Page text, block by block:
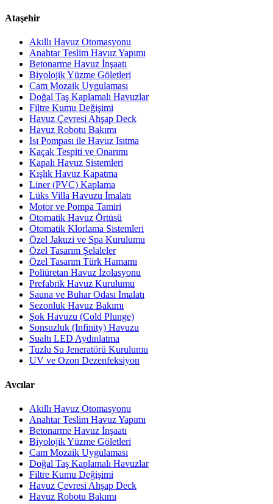
Ataşehir
Akıllı Havuz Otomasyonu
Anahtar Teslim Havuz Yapımı
Betonarme Havuz İnşaatı
Biyolojik Yüzme Göletleri
Cam Mozaik Uygulaması
Doğal Taş Kaplamalı Havuzlar
Filtre Kumu Değişimi
Havuz Çevresi Ahşap Deck
Havuz Robotu Bakımı
Isı Pompası ile Havuz Isıtma
Kaçak Tespiti ve Onarımı
Kapalı Havuz Sistemleri
Kışlık Havuz Kapatma
Liner (PVC) Kaplama
Lüks Villa Havuzu İmalatı
Motor ve Pompa Tamiri
Otomatik Havuz Örtüsü
Otomatik Klorlama Sistemleri
Özel Jakuzi ve Spa Kurulumu
Özel Tasarım Şelaleler
Özel Tasarım Türk Hamamı
Poliüretan Havuz İzolasyonu
Prefabrik Havuz Kurulumu
Sauna ve Buhar Odası İmalatı
Sezonluk Havuz Bakımı
Şok Havuzu (Cold Plunge)
Sonsuzluk (Infinity) Havuzu
Sualtı LED Aydınlatma
Tuzlu Su Jeneratörü Kurulumu
UV ve Ozon Dezenfeksiyon
Avcılar
Akıllı Havuz Otomasyonu
Anahtar Teslim Havuz Yapımı
Betonarme Havuz İnşaatı
Biyolojik Yüzme Göletleri
Cam Mozaik Uygulaması
Doğal Taş Kaplamalı Havuzlar
Filtre Kumu Değişimi
Havuz Çevresi Ahşap Deck
Havuz Robotu Bakımı